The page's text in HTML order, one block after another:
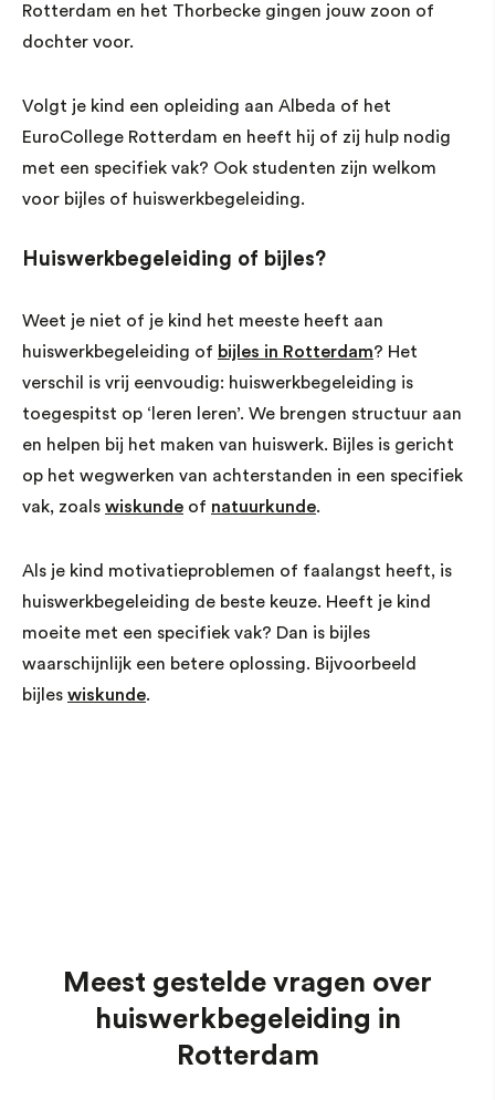
Rotterdam en het Thorbecke gingen jouw zoon of
dochter voor.
Volgt je kind een opleiding aan Albeda of het
EuroCollege Rotterdam en heeft hij of zij hulp nodig
met een specifiek vak? Ook studenten zijn welkom
voor bijles of huiswerkbegeleiding.
Huiswerkbegeleiding of bijles?
Weet je niet of je kind het meeste heeft aan
huiswerkbegeleiding of bijles in Rotterdam? Het
verschil is vrij eenvoudig: huiswerkbegeleiding is
toegespitst op ‘leren leren’. We brengen structuur aan
en helpen bij het maken van huiswerk. Bijles is gericht
op het wegwerken van achterstanden in een specifiek
vak, zoals wiskunde of natuurkunde.
Als je kind motivatieproblemen of faalangst heeft, is
huiswerkbegeleiding de beste keuze. Heeft je kind
moeite met een specifiek vak? Dan is bijles
waarschijnlijk een betere oplossing. Bijvoorbeeld
bijles wiskunde.
Meest gestelde vragen over
huiswerkbegeleiding in
Rotterdam